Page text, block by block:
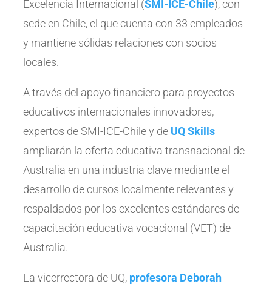
Excelencia Internacional (SMI-ICE-Chile), con
sede en Chile, el que cuenta con 33 empleados
y mantiene sólidas relaciones con socios
locales.
A través del apoyo financiero para proyectos
educativos internacionales innovadores,
expertos de SMI-ICE-Chile y de UQ Skills
ampliarán la oferta educativa transnacional de
Australia en una industria clave mediante el
desarrollo de cursos localmente relevantes y
respaldados por los excelentes estándares de
capacitación educativa vocacional (VET) de
Australia.
La vicerrectora de UQ, profesora Deborah